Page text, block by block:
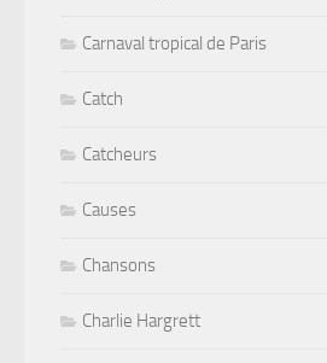
Carnaval tropical de Paris
Catch
Catcheurs
Causes
Chansons
Charlie Hargrett